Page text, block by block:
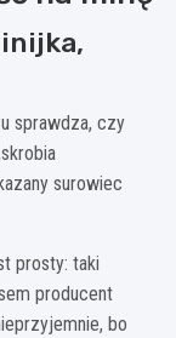
sprawdza, czy
surowiec
prosty: taki
producent
bo